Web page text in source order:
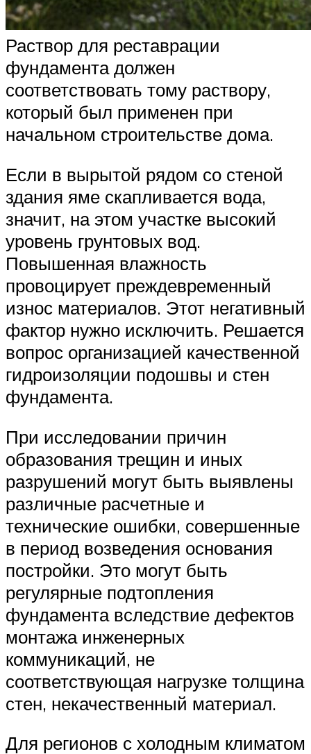
Раствор для реставрации
фундамента должен
соответствовать тому раствору,
который был применен при
начальном строительстве дома.
Если в вырытой рядом со стеной
здания яме скапливается вода,
значит, на этом участке высокий
уровень грунтовых вод.
Повышенная влажность
провоцирует преждевременный
износ материалов. Этот негативный
фактор нужно исключить. Решается
вопрос организацией качественной
гидроизоляции подошвы и стен
фундамента.
При исследовании причин
образования трещин и иных
разрушений могут быть выявлены
различные расчетные и
технические ошибки, совершенные
в период возведения основания
постройки. Это могут быть
регулярные подтопления
фундамента вследствие дефектов
монтажа инженерных
коммуникаций, не
соответствующая нагрузке толщина
стен, некачественный материал.
Для регионов с холодным климатом